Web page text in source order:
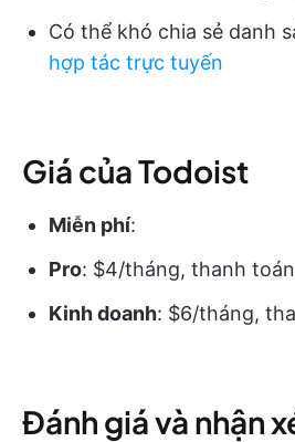
Có thể khó chia sẻ danh
hợp tác trực tuyến
Giá của Todoist
Miễn phí:
Pro: $4/tháng, thanh
Kinh doanh: $6/tháng,
Đánh giá và nhận